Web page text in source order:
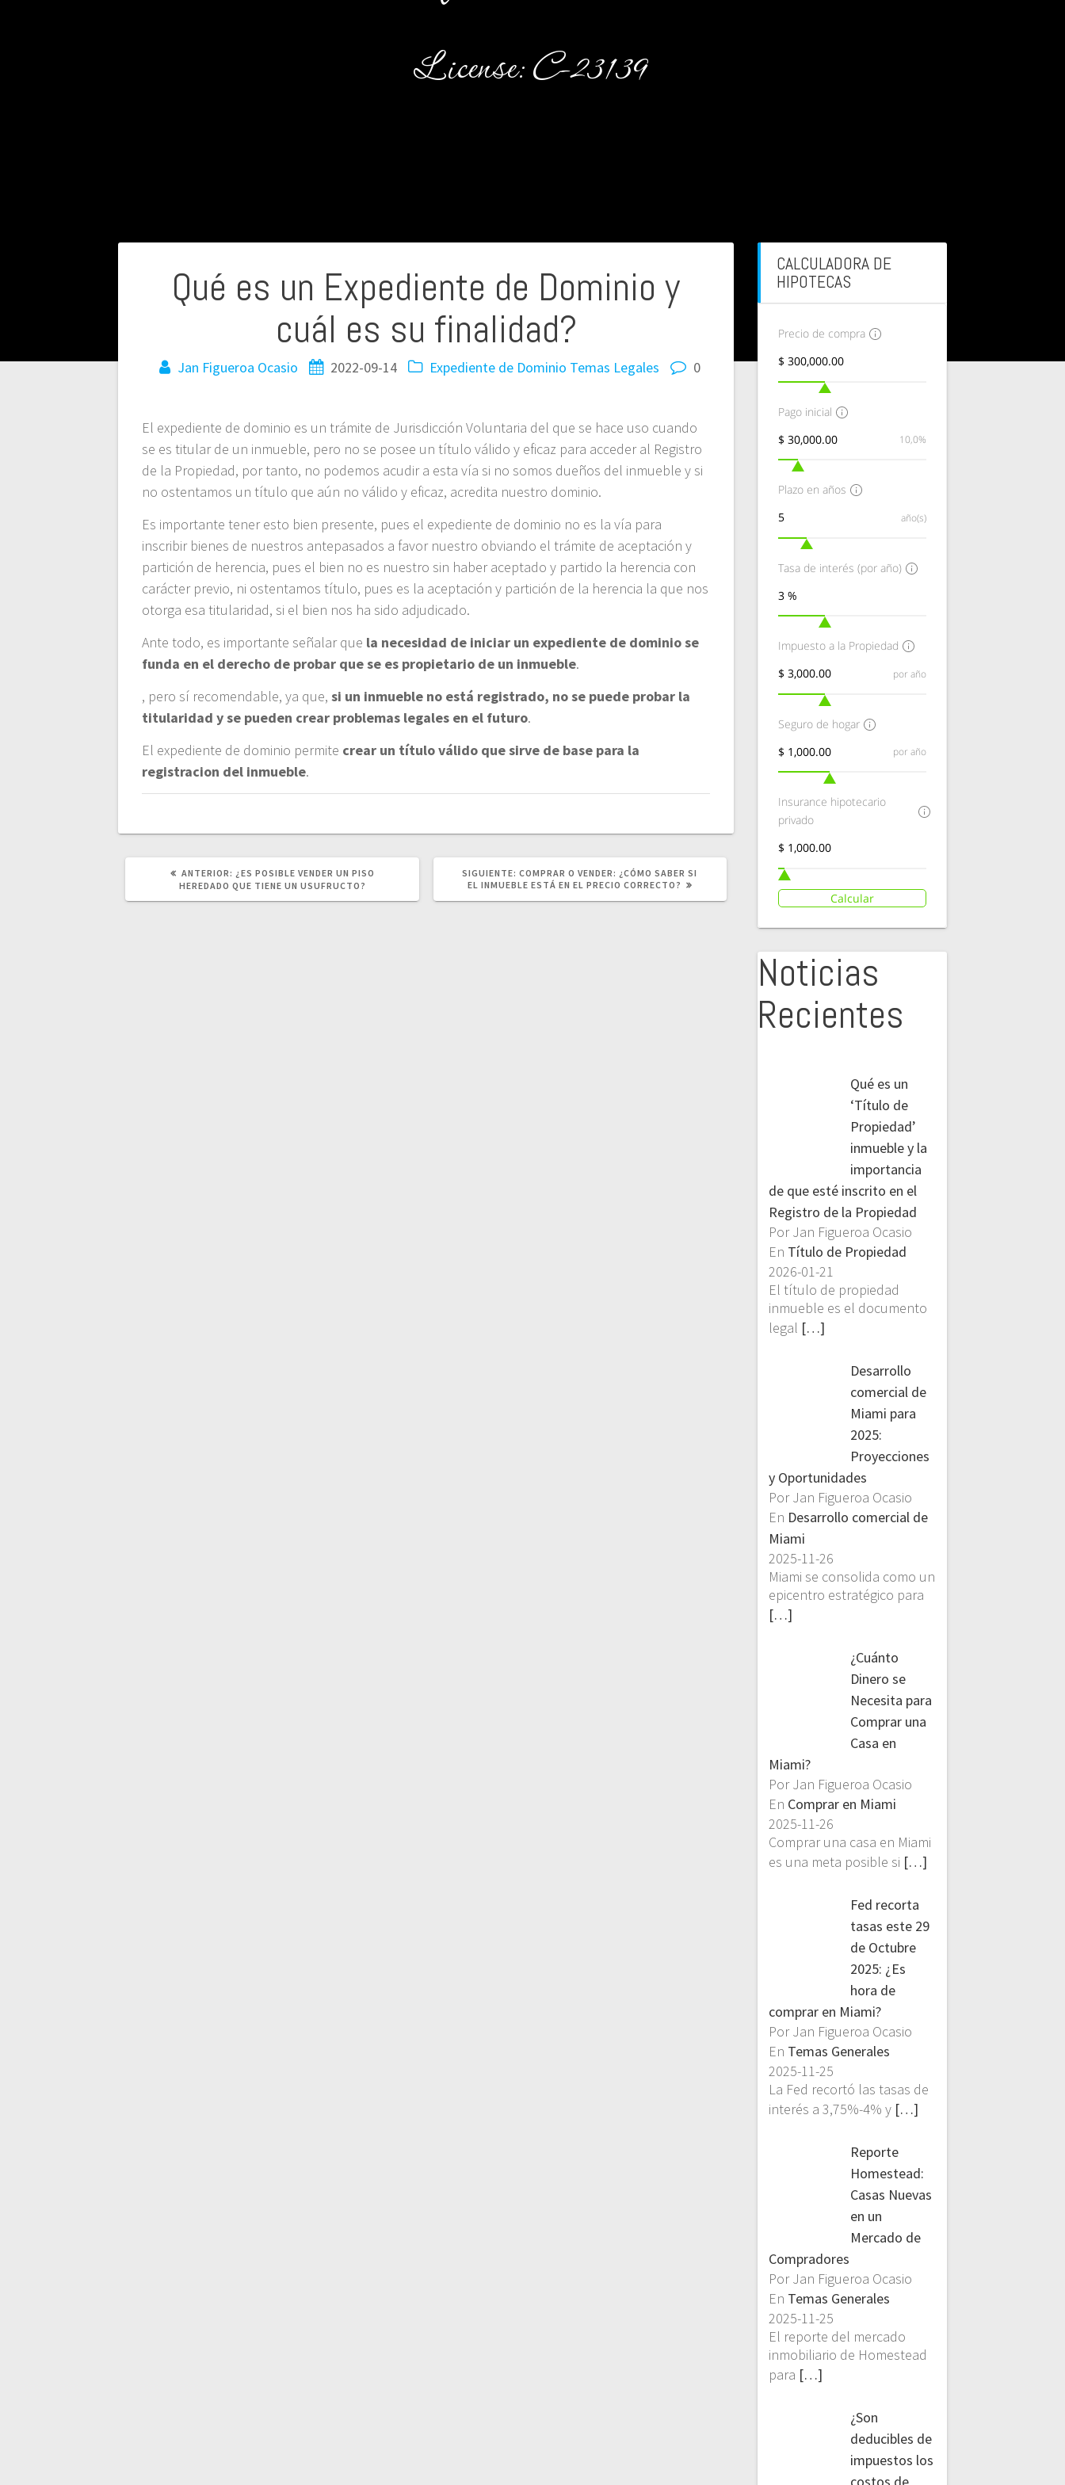
License: C-23139
Qué es un Expediente de Dominio y
cuál es su finalidad?
Jan Figueroa Ocasio 2022-09-14 Expediente de Dominio Temas Legales 0
El expediente de dominio es un trámite de Jurisdicción Voluntaria del que se hace uso cuando
se es titular de un inmueble, pero no se posee un título válido y eficaz para acceder al Registro
de la Propiedad, por tanto, no podemos acudir a esta vía si no somos dueños del inmueble y si
no ostentamos un título que aún no válido y eficaz, acredita nuestro dominio.
Es importante tener esto bien presente, pues el expediente de dominio no es la vía para
inscribir bienes de nuestros antepasados a favor nuestro obviando el trámite de aceptación y
partición de herencia, pues el bien no es nuestro sin haber aceptado y partido la herencia con
carácter previo, ni ostentamos título, pues es la aceptación y partición de la herencia la que nos
otorga esa titularidad, si el bien nos ha sido adjudicado.
Ante todo, es importante señalar que la necesidad de iniciar un expediente de dominio se
funda en el derecho de probar que se es propietario de un inmueble.
, pero sí recomendable, ya que,si un inmueble no está registrado, no se puede probar la
titularidad y se pueden crear problemas legales en el futuro.
El expediente de dominio permite crear un título válido que sirve de base para la
registracion del inmueble.
Navegación
entradas
ANTERIOR: POST
ANTERIOR:
¿ES POSIBLE VENDER UN PISO
HEREDADO QUE TIENE UN USUFRUCTO?
SIGUIENTE: SIGUIENTE
POST:
COMPRAR O VENDER: ¿CÓMO SABER SI
EL INMUEBLE ESTÁ EN EL PRECIO CORRECTO?
CALCULADORA DE
HIPOTECAS
Precio de compra
Pago inicial
10,0%
Plazo en años
año(s)
Tasa de interés (por año)
Impuesto a la Propiedad
por año
Seguro de hogar
por año
Insurance hipotecario
privado
Calcular
Noticias
Recientes
Qué es un
‘Título de
Propiedad’
inmueble y la
importancia
de que esté inscrito en el
Registro de la Propiedad
Por Jan Figueroa Ocasio
En Título de Propiedad
2026-01-21
El título de propiedad
inmueble es el documento
legal […]
Desarrollo
comercial de
Miami para
2025:
Proyecciones
y Oportunidades
Por Jan Figueroa Ocasio
En Desarrollo comercial de
Miami
2025-11-26
Miami se consolida como un
epicentro estratégico para
[…]
¿Cuánto
Dinero se
Necesita para
Comprar una
Casa en
Miami?
Por Jan Figueroa Ocasio
En Comprar en Miami
2025-11-26
Comprar una casa en Miami
es una meta posible si […]
Fed recorta
tasas este 29
de Octubre
2025: ¿Es
hora de
comprar en Miami?
Por Jan Figueroa Ocasio
En Temas Generales
2025-11-25
La Fed recortó las tasas de
interés a 3,75%-4% y […]
Reporte
Homestead:
Casas Nuevas
en un
Mercado de
Compradores
Por Jan Figueroa Ocasio
En Temas Generales
2025-11-25
El reporte del mercado
inmobiliario de Homestead
para […]
¿Son
deducibles de
impuestos los
costos de